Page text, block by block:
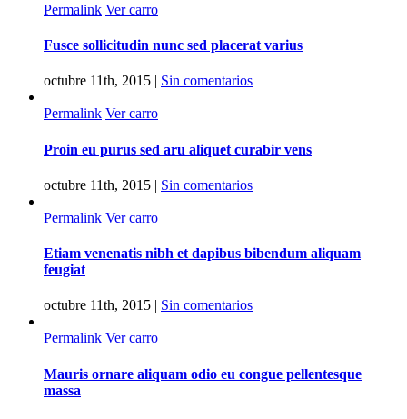
Permalink Ver carro
Fusce sollicitudin nunc sed placerat varius
octubre 11th, 2015 | Sin comentarios
Permalink Ver carro
Proin eu purus sed aru aliquet curabir vens
octubre 11th, 2015 | Sin comentarios
Permalink Ver carro
Etiam venenatis nibh et dapibus bibendum aliquam
feugiat
octubre 11th, 2015 | Sin comentarios
Permalink Ver carro
Mauris ornare aliquam odio eu congue pellentesque
massa